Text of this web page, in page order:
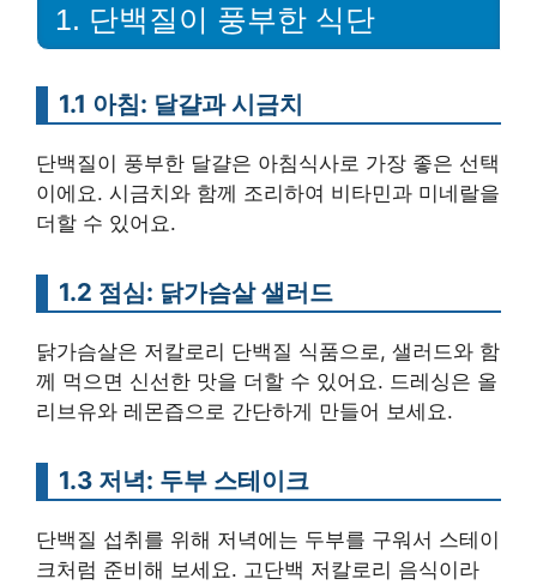
1. 단백질이 풍부한 식단
1.1 아침: 달걀과 시금치
단백질이 풍부한 달걀은 아침식사로 가장 좋은 선택
이에요. 시금치와 함께 조리하여 비타민과 미네랄을
더할 수 있어요.
1.2 점심: 닭가슴살 샐러드
닭가슴살은 저칼로리 단백질 식품으로, 샐러드와 함
께 먹으면 신선한 맛을 더할 수 있어요. 드레싱은 올
리브유와 레몬즙으로 간단하게 만들어 보세요.
1.3 저녁: 두부 스테이크
단백질 섭취를 위해 저녁에는 두부를 구워서 스테이
크처럼 준비해 보세요. 고단백 저칼로리 음식이라